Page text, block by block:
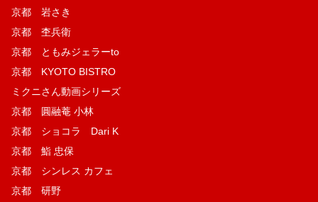
京都 岩さき
京都 杢兵衛
京都 ともみジェラーto
京都 KYOTO BISTRO
ミクニさん動画シリーズ
京都 圓融菴 小林
京都 ショコラ Dari K
京都 鮨 忠保
京都 シンレス カフェ
京都 研野